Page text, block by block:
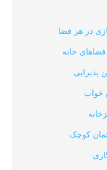
در هر فضا
خانه
پذیرایی
خواب
کوچک